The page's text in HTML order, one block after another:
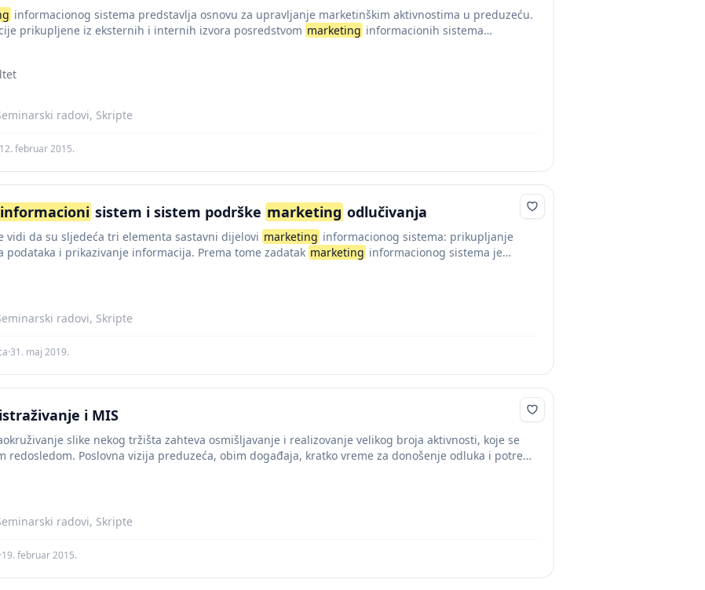
informacionog sistema predstavlja osnovu za upravljanje marketinškim aktivnostima u preduzeću.
prikupljene iz eksternih i internih izvora posredstvom marketing informacionih sistema
radovi, Skripte
12. februar 2015.
informacioni sistem i sistem podrške marketing odlučivanja
vidi da su sljedeća tri elementa sastavni dijelovi marketing informacionog sistema: prikupljanje
podataka i prikazivanje informacija. Prema tome zadatak marketing informacionog sistema je
radovi, Skripte
·31. maj 2019.
istraživanje i MIS
slike nekog tržišta zahteva osmišljavanje i realizovanje velikog broja aktivnosti, koje se
redosledom. Poslovna vizija preduzeća, obim događaja, kratko vreme za donošenje odluka i potreba
radovi, Skripte
·19. februar 2015.